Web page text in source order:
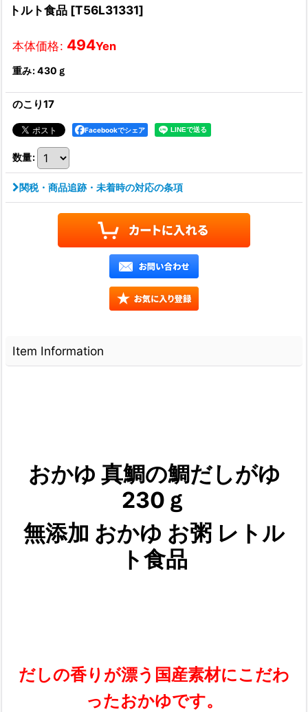
トルト食品 [T56L31331]
本体価格: 494Yen
重み:430ｇ
のこり17
Facebookでシェア
数量:
関税・商品追跡・未着時の対応の条項
Item Information
おかゆ 真鯛の鯛だしがゆ
230ｇ
無添加 おかゆ お粥 レトル
ト食品
だしの香りが漂う国産素材にこだわ
ったおかゆです。